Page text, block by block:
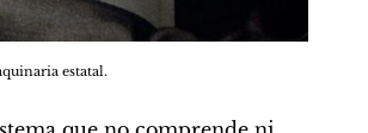
estatal.